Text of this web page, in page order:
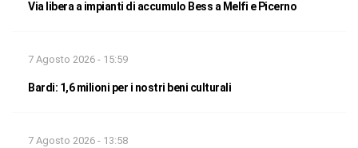
Via libera a impianti di accumulo Bess a Melfi e Picerno
7 Agosto 2026 - 15:59
Bardi: 1,6 milioni per i nostri beni culturali
7 Agosto 2026 - 13:58